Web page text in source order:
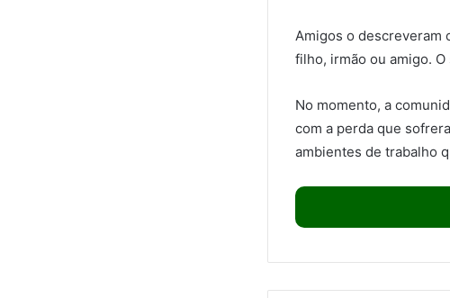
Amigos o descreveram
filho, irmão ou amigo.
No momento, a
com a perda que
ambientes de trabalho